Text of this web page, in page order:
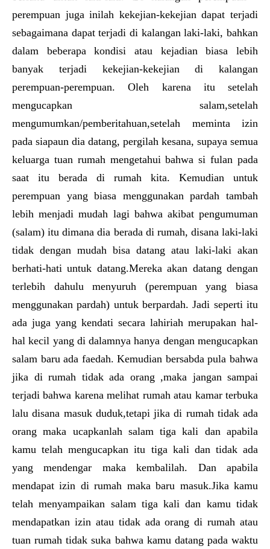
perempuan juga inilah kekejian-kekejian dapat terjadi
sebagaimana dapat terjadi di kalangan laki-laki, bahkan
dalam beberapa kondisi atau kejadian biasa lebih
banyak terjadi kekejian-kekejian di kalangan
perempuan-perempuan. Oleh karena itu setelah
mengucapkan salam,setelah
mengumumkan/pemberitahuan,setelah meminta izin
pada siapaun dia datang, pergilah kesana, supaya semua
keluarga tuan rumah mengetahui bahwa si fulan pada
saat itu berada di rumah kita. Kemudian untuk
perempuan yang biasa menggunakan pardah tambah
lebih menjadi mudah lagi bahwa akibat pengumuman
(salam) itu dimana dia berada di rumah, disana laki-laki
tidak dengan mudah bisa datang atau laki-laki akan
berhati-hati untuk datang.Mereka akan datang dengan
terlebih dahulu menyuruh (perempuan yang biasa
menggunakan pardah) untuk berpardah. Jadi seperti itu
ada juga yang kendati secara lahiriah merupakan hal-
hal kecil yang di dalamnya hanya dengan mengucapkan
salam baru ada faedah. Kemudian bersabda pula bahwa
jika di rumah tidak ada orang ,maka jangan sampai
terjadi bahwa karena melihat rumah atau kamar terbuka
lalu disana masuk duduk,tetapi jika di rumah tidak ada
orang maka ucapkanlah salam tiga kali dan apabila
kamu telah mengucapkan itu tiga kali dan tidak ada
yang mendengar maka kembalilah. Dan apabila
mendapat izin di rumah maka baru masuk.Jika kamu
telah menyampaikan salam tiga kali dan kamu tidak
mendapatkan izin atau tidak ada orang di rumah atau
tuan rumah tidak suka bahwa kamu datang pada waktu